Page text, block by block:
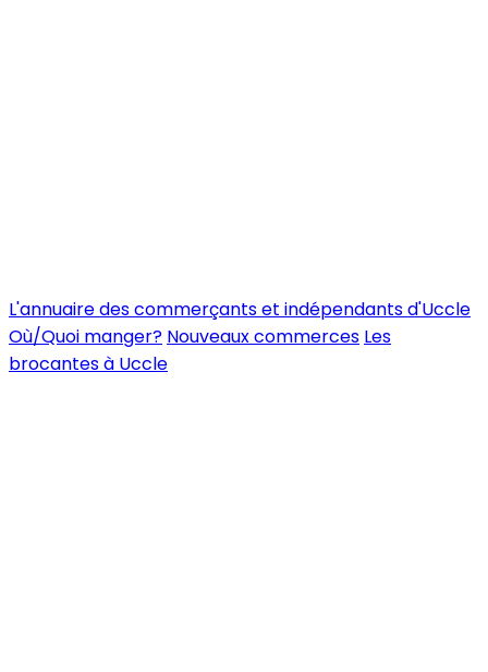
L'annuaire des commerçants et indépendants d'Uccle
Où/Quoi manger? Nouveaux commerces Les
brocantes à Uccle